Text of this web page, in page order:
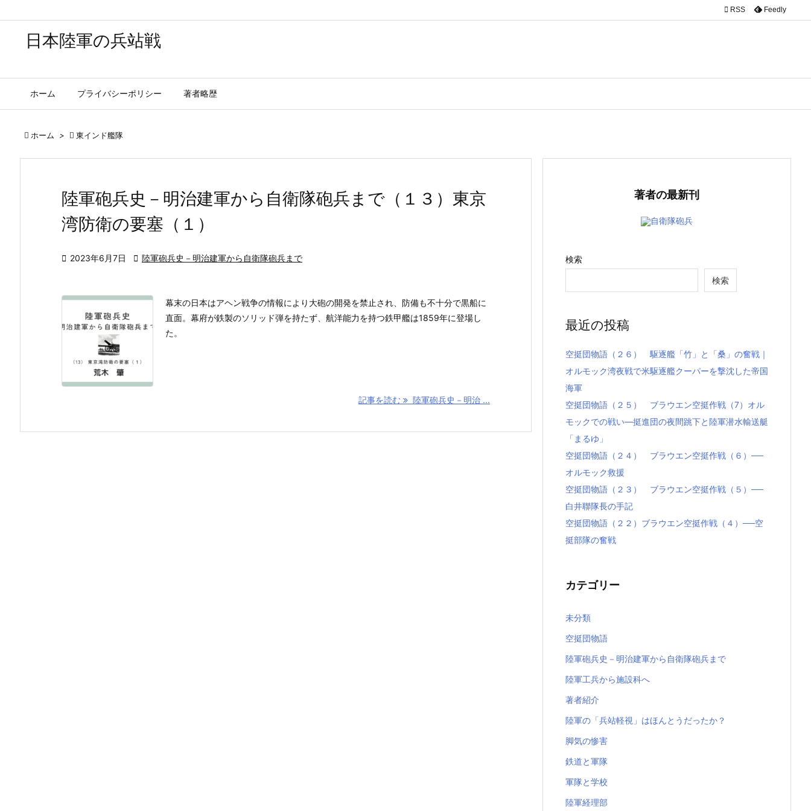
日本陸軍の兵站戦
ホーム プライバシーポリシー 著者略歴
 RSS Feedly
 ホーム >  東インド艦隊
陸軍砲兵史－明治建軍から自衛隊砲兵まで（１３）東京
湾防衛の要塞（１）
 2023年6月7日  陸軍砲兵史－明治建軍から自衛隊砲兵まで
幕末の日本はアヘン戦争の情報により大砲の開発を禁止され、防備も不十分で黒船に
直面。幕府が鉄製のソリッド弾を持たず、航洋能力を持つ鉄甲艦は1859年に登場し
た。
記事を読む 陸軍砲兵史－明治 ...
著者の最新刊
自衛隊砲兵
検索
検索
最近の投稿
空挺団物語（２６） 駆逐艦「竹」と「桑」の奮戦｜
オルモック湾夜戦で米駆逐艦クーパーを撃沈した帝国
海軍
空挺団物語（２５） ブラウエン空挺作戦（7）オル
モックでの戦い―挺進団の夜間跳下と陸軍潜水輸送艇
「まるゆ」
空挺団物語（２４） ブラウエン空挺作戦（６）──
オルモック救援
空挺団物語（２３） ブラウエン空挺作戦（５）──
白井聯隊長の手記
空挺団物語（２２）ブラウエン空挺作戦（４）──空
挺部隊の奮戦
カテゴリー
未分類
空挺団物語
陸軍砲兵史－明治建軍から自衛隊砲兵まで
陸軍工兵から施設科へ
著者紹介
陸軍の「兵站軽視」はほんとうだったか？
脚気の惨害
鉄道と軍隊
軍隊と学校
陸軍経理部